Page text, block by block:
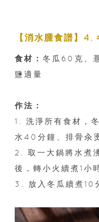
【消水腫食譜】4.
食材： 冬瓜60克、
鹽適量
作法：
1. 洗淨所有食材，
水40分鐘、排骨汆
2. 取一大鍋將水煮
後，轉小火續煮1小
3. 放入冬瓜續煮10